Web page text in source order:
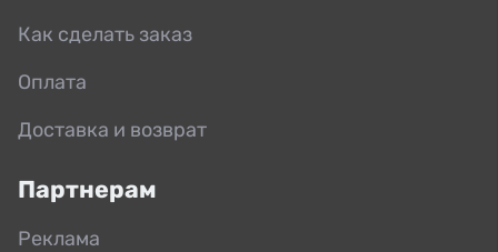
Как сделать заказ
Оплата
Доставка и возврат
Партнерам
Реклама